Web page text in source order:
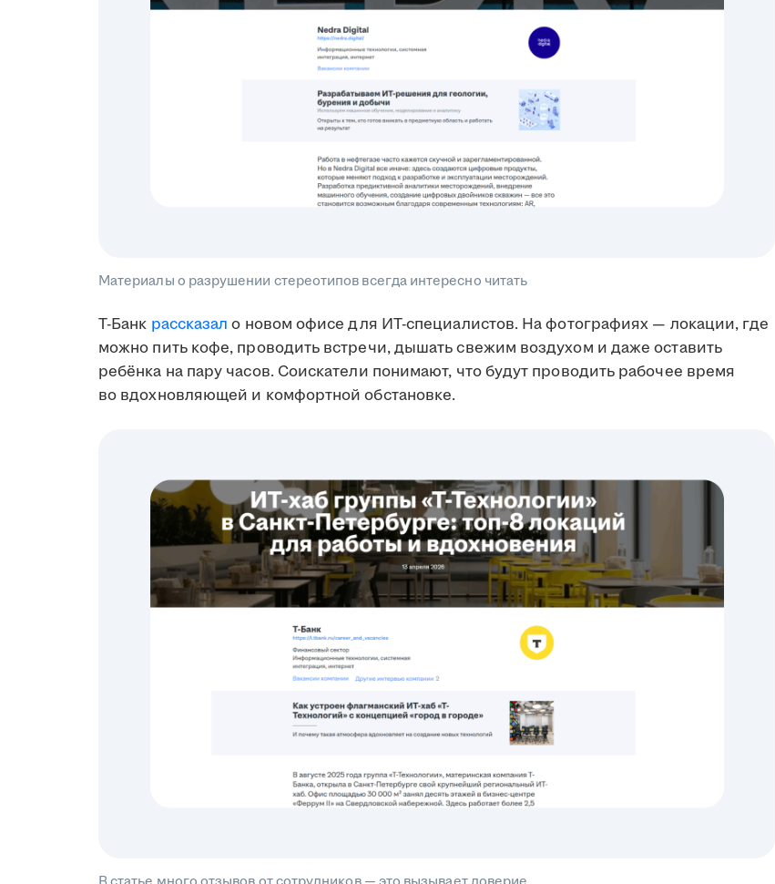
Материалы о разрушении стереотипов всегда интересно читать
Т-Банк рассказал о новом офисе для ИТ-специалистов. На фотографиях — локации, где
можно пить кофе, проводить встречи, дышать свежим воздухом и даже оставить
ребёнка на пару часов. Соискатели понимают, что будут проводить рабочее время
во вдохновляющей и комфортной обстановке.